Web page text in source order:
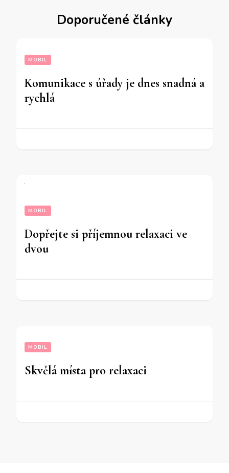
Doporučené články
MOBIL
Komunikace s úřady je dnes snadná a
rychlá
MOBIL
Dopřejte si příjemnou relaxaci ve
dvou
MOBIL
Skvělá místa pro relaxaci